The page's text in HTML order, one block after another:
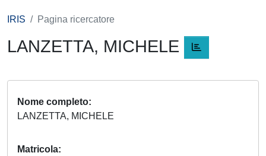
IRIS Pagina ricercatore
LANZETTA, MICHELE
Nome completo
LANZETTA, MICHELE
Matricola